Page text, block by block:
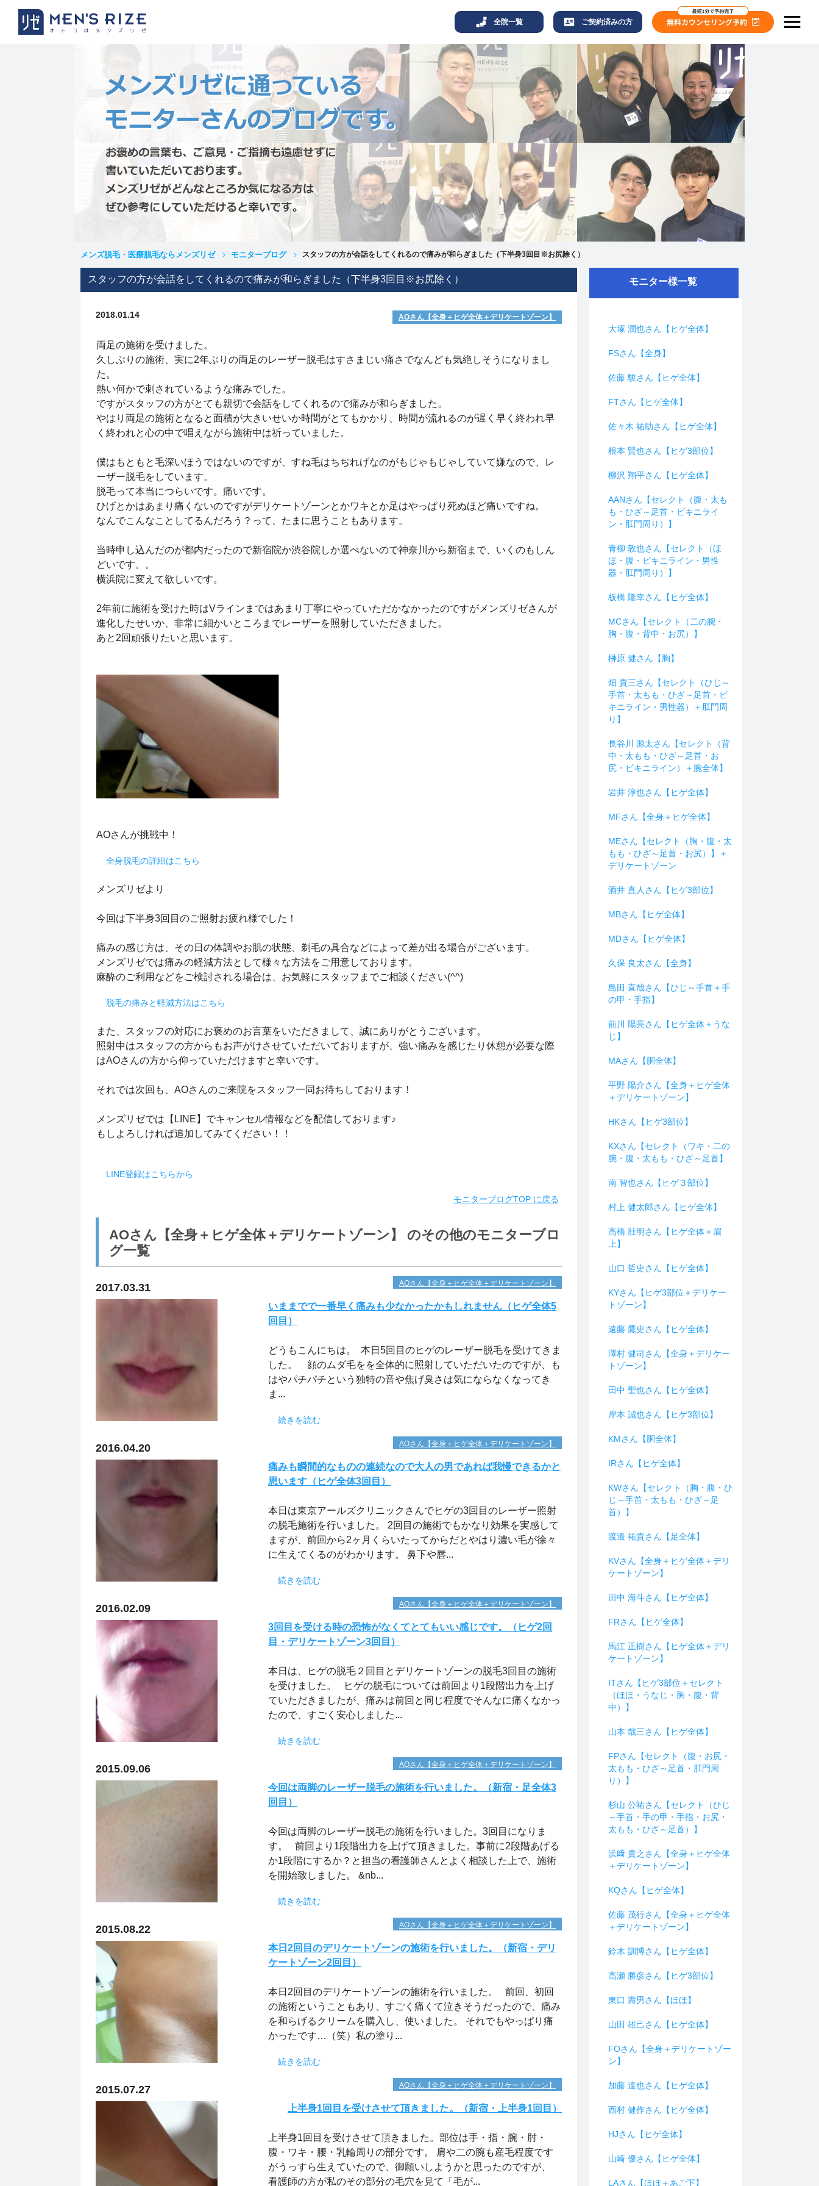
全院一覧 ご契約済みの方
メンズ脱毛・医療脱毛ならメンズリゼ モニターブログ スタッフの方が会話をしてくれるので痛みが和らぎました（下半身3回目※お尻除く）
スタッフの方が会話をしてくれるので痛みが和らぎました（下半身3回目※お尻除く）
2018.01.14 AOさん【全身＋ヒゲ全体＋デリケートゾーン】
両足の施術を受けました。
久しぶりの施術、実に2年ぶりの両足のレーザー脱毛はすさまじい痛さでなんども気絶しそうになりまし
た。
熱い何かで刺されているような痛みでした。
ですがスタッフの方がとても親切で会話をしてくれるので痛みが和らぎました。
やはり両足の施術となると面積が大きいせいか時間がとてもかかり、時間が流れるのが遅く早く終われ早
く終われと心の中で唱えながら施術中は祈っていました。
僕はもともと毛深いほうではないのですが、すね毛はちぢれげなのがもじゃもじゃしていて嫌なので、レ
ーザー脱毛をしています。
脱毛って本当につらいです。痛いです。
ひげとかはあまり痛くないのですがデリケートゾーンとかワキとか足はやっぱり死ぬほど痛いですね。
なんでこんなことしてるんだろう？って、たまに思うこともあります。
当時申し込んだのが都内だったので新宿院か渋谷院しか選べないので神奈川から新宿まで、いくのもしん
どいです。。
横浜院に変えて欲しいです。
2年前に施術を受けた時はVラインまではあまり丁寧にやっていただかなかったのですがメンズリゼさんが
進化したせいか、非常に細かいところまでレーザーを照射していただきました。
あと2回頑張りたいと思います。
AOさんが挑戦中！
全身脱毛の詳細はこちら
メンズリゼより
今回は下半身3回目のご照射お疲れ様でした！
痛みの感じ方は、その日の体調やお肌の状態、剃毛の具合などによって差が出る場合がございます。
メンズリゼでは痛みの軽減方法として様々な方法をご用意しております。
麻酔のご利用などをご検討される場合は、お気軽にスタッフまでご相談ください(^^)
脱毛の痛みと軽減方法はこちら
また、スタッフの対応にお褒めのお言葉をいただきまして、誠にありがとうございます。
照射中はスタッフの方からもお声がけさせていただいておりますが、強い痛みを感じたり休憩が必要な際
はAOさんの方から仰っていただけますと幸いです。
それでは次回も、AOさんのご来院をスタッフ一同お待ちしております！
メンズリゼでは【LINE】でキャンセル情報などを配信しております♪
もしよろしければ追加してみてください！！
LINE登録はこちらから
モニターブログTOP に戻る
AOさん【全身＋ヒゲ全体＋デリケートゾーン】 のその他のモニターブロ
グ一覧
2017.03.31 AOさん【全身＋ヒゲ全体＋デリケートゾーン】
いままでで一番早く痛みも少なかったかもしれません（ヒゲ全体5
回目）
どうもこんにちは。 本日5回目のヒゲのレーザー脱毛を受けてきま
した。 顔のムダ毛をを全体的に照射していただいたのですが、も
はやパチパチという独特の音や焦げ臭さは気にならなくなってき
ま...
続きを読む
2016.04.20 AOさん【全身＋ヒゲ全体＋デリケートゾーン】
痛みも瞬間的なものの連続なので大人の男であれば我慢できるかと
思います（ヒゲ全体3回目）
本日は東京アールズクリニックさんでヒゲの3回目のレーザー照射
の脱毛施術を行いました。 2回目の施術でもかなり効果を実感して
ますが、前回から2ヶ月くらいたってからだとやはり濃い毛が徐々
に生えてくるのがわかります。 鼻下や唇...
続きを読む
2016.02.09 AOさん【全身＋ヒゲ全体＋デリケートゾーン】
3回目を受ける時の恐怖がなくてとてもいい感じです。（ヒゲ2回
目・デリケートゾーン3回目）
本日は、ヒゲの脱毛２回目とデリケートゾーンの脱毛3回目の施術
を受けました。 ヒゲの脱毛については前回より1段階出力を上げ
ていただきましたが、痛みは前回と同じ程度でそんなに痛くなかっ
たので、すごく安心しました...
続きを読む
2015.09.06 AOさん【全身＋ヒゲ全体＋デリケートゾーン】
今回は両脚のレーザー脱毛の施術を行いました。（新宿・足全体3
回目）
今回は両脚のレーザー脱毛の施術を行いました。3回目になりま
す。 前回より1段階出力を上げて頂きました。事前に2段階あげる
か1段階にするか？と担当の看護師さんとよく相談した上で、施術
を開始致しました。 &nb...
続きを読む
2015.08.22 AOさん【全身＋ヒゲ全体＋デリケートゾーン】
本日2回目のデリケートゾーンの施術を行いました。（新宿・デリ
ケートゾーン2回目）
本日2回目のデリケートゾーンの施術を行いました。 前回、初回
の施術ということもあり、すごく痛くて泣きそうだったので、痛み
を和らげるクリームを購入し、使いました。 それでもやっぱり痛
かったです…（笑）私の塗り...
続きを読む
2015.07.27 AOさん【全身＋ヒゲ全体＋デリケートゾーン】
上半身1回目を受けさせて頂きました。（新宿・上半身1回目）
上半身1回目を受けさせて頂きました。部位は手・指・腕・肘・
腹・ワキ・腰・乳輪周りの部分です。 肩や二の腕も産毛程度です
がうっすら生えていたので、御願いしようかと思ったのですが、
看護師の方が私のその部分の毛穴を見て「毛が...
モニター様一覧
大塚 潤也さん【ヒゲ全体】
FSさん【全身】
佐藤 駿さん【ヒゲ全体】
FTさん【ヒゲ全体】
佐々木 祐助さん【ヒゲ全体】
根本 賢也さん【ヒゲ3部位】
柳沢 翔平さん【ヒゲ全体】
AANさん【セレクト（腹・太も
も・ひざ～足首・ビキニライ
ン・肛門周り）】
青柳 敦也さん【セレクト（ほ
ほ・腹・ビキニライン・男性
器・肛門周り）】
板橋 隆幸さん【ヒゲ全体】
MCさん【セレクト（二の腕・
胸・腹・背中・お尻）】
榊原 健さん【胸】
畑 貴三さん【セレクト（ひじ～
手首・太もも・ひざ～足首・ビ
キニライン・男性器）＋肛門周
り】
長谷川 源太さん【セレクト（背
中・太もも・ひざ～足首・お
尻・ビキニライン）＋腕全体】
岩井 淳也さん【ヒゲ全体】
MFさん【全身＋ヒゲ全体】
MEさん【セレクト（胸・腹・太
もも・ひざ～足首・お尻）】＋
デリケートゾーン
酒井 直人さん【ヒゲ3部位】
MBさん【ヒゲ全体】
MDさん【ヒゲ全体】
久保 良太さん【全身】
島田 直哉さん【ひじ～手首＋手
の甲・手指】
前川 陽亮さん【ヒゲ全体＋うな
じ】
MAさん【胴全体】
平野 陽介さん【全身＋ヒゲ全体
＋デリケートゾーン】
HKさん【ヒゲ3部位】
KXさん【セレクト（ワキ・二の
腕・腹・太もも・ひざ～足首】
南 智也さん【ヒゲ３部位】
村上 健太郎さん【ヒゲ全体】
高橋 壯明さん【ヒゲ全体＋眉
上】
山口 哲史さん【ヒゲ全体】
KYさん【ヒゲ3部位＋デリケー
トゾーン】
遠藤 鷹史さん【ヒゲ全体】
澤村 健司さん【全身＋デリケー
トゾーン】
田中 聖也さん【ヒゲ全体】
岸本 誠也さん【ヒゲ3部位】
KMさん【胴全体】
IRさん【ヒゲ全体】
KWさん【セレクト（胸・腹・ひ
じ～手首・太もも・ひざ～足
首）】
渡邊 祐貴さん【足全体】
KVさん【全身＋ヒゲ全体＋デリ
ケートゾーン】
田中 海斗さん【ヒゲ全体】
FRさん【ヒゲ全体】
馬江 正樹さん【ヒゲ全体＋デリ
ケートゾーン】
ITさん【ヒゲ3部位＋セレクト
（ほほ・うなじ・胸・腹・背
中）】
山本 哉三さん【ヒゲ全体】
FPさん【セレクト（腹・お尻・
太もも・ひざ～足首・肛門周
り）】
杉山 公祐さん【セレクト（ひじ
～手首・手の甲・手指・お尻・
太もも・ひざ～足首）】
浜﨑 貴之さん【全身＋ヒゲ全体
＋デリケートゾーン】
KQさん【ヒゲ全体】
佐藤 茂行さん【全身＋ヒゲ全体
＋デリケートゾーン】
鈴木 訓博さん【ヒゲ全体】
高瀬 勝彦さん【ヒゲ3部位】
東口 壽男さん【ほほ】
山田 雄己さん【ヒゲ全体】
FOさん【全身＋デリケートゾー
ン】
加藤 達也さん【ヒゲ全体】
西村 健作さん【ヒゲ全体】
HJさん【ヒゲ全体】
山崎 優さん【ヒゲ全体】
LAさん【ほほ＋あご下】